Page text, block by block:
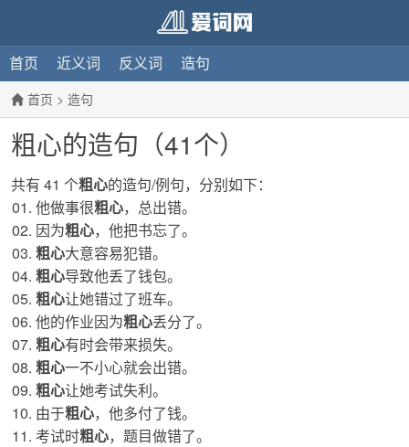
首页 近义词 反义词 造句
首页 > 造句
粗心的造句（41个）
共有 41 个粗心的造句/例句，分别如下：
他做事很粗心，总出错。
因为粗心，他把书忘了。
粗心大意容易犯错。
粗心导致他丢了钱包。
粗心让她错过了班车。
他的作业因为粗心丢分了。
粗心有时会带来损失。
粗心一不小心就会出错。
粗心让她考试失利。
由于粗心，他多付了钱。
考试时粗心，题目做错了。